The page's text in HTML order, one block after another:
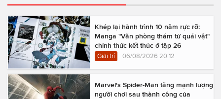
Khép lại hành trình 10 năm rực rỡ:
Manga "Văn phòng thám tử quái vật"
chính thức kết thúc ở tập 26
Giải trí 06/08/2026 20:12
Marvel's Spider-Man tăng mạnh lượng
người chơi sau thành công của